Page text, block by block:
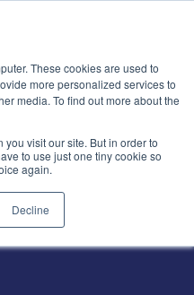
These cookies are used to
more personalized services to
media. To find out more about the
visit our site. But in order to
to use just one tiny cookie so
again.
Decline